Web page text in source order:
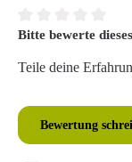
Durchschnittliche
Bitte bewerte
Teile deine
Bewertung